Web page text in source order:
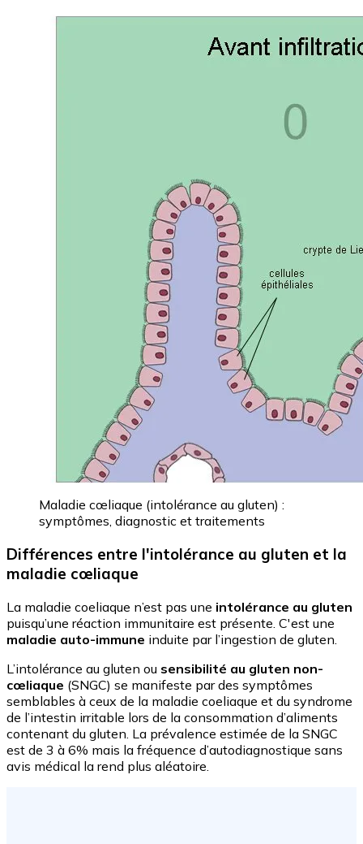
Maladie cœliaque (intolérance au gluten) :
symptômes, diagnostic et traitements
Différences entre l'intolérance au gluten et la
maladie cœliaque
La maladie coeliaque n’est pas une intolérance au gluten
puisqu’une réaction immunitaire est présente. C'est une
maladie auto-immune induite par l’ingestion de gluten.
L’intolérance au gluten ou sensibilité au gluten non-
cœliaque (SNGC) se manifeste par des symptômes
semblables à ceux de la maladie coeliaque et du syndrome
de l’intestin irritable lors de la consommation d’aliments
contenant du gluten. La prévalence estimée de la SNGC
est de 3 à 6% mais la fréquence d’autodiagnostique sans
avis médical la rend plus aléatoire.